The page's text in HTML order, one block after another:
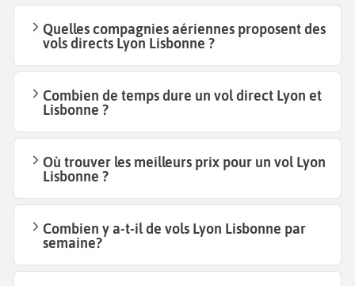
Quelles compagnies aériennes proposent des
vols directs Lyon Lisbonne ?
Combien de temps dure un vol direct Lyon et
Lisbonne ?
Où trouver les meilleurs prix pour un vol Lyon
Lisbonne ?
Combien y a-t-il de vols Lyon Lisbonne par
semaine?